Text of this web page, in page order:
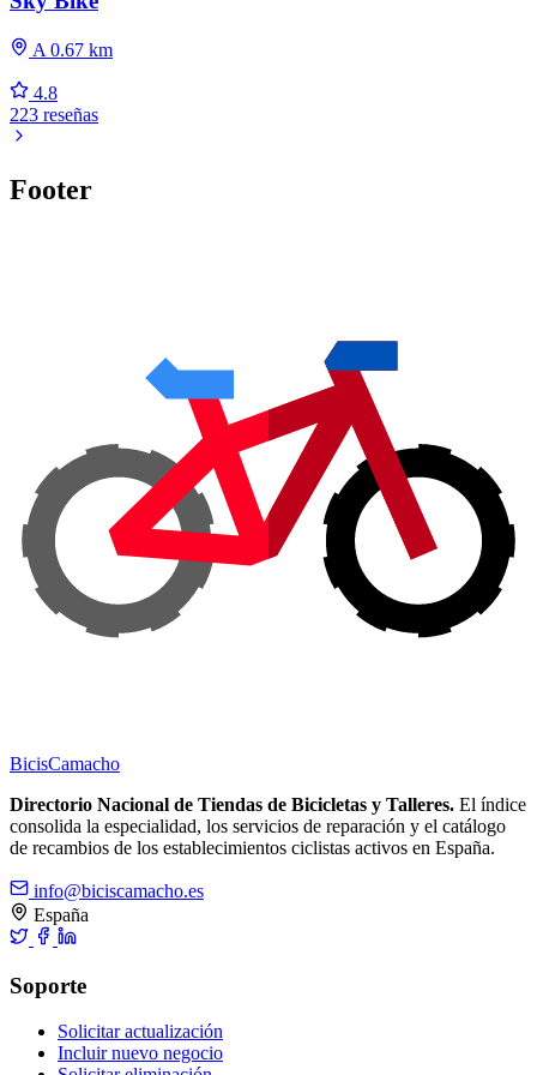
A 0.67 km
4.8
223 reseñas
Footer
BicisCamacho
Directorio Nacional de Tiendas de Bicicletas y Talleres. El índice
consolida la especialidad, los servicios de reparación y el catálogo
de recambios de los establecimientos ciclistas activos en España.
info@biciscamacho.es
España
Soporte
Solicitar actualización
Incluir nuevo negocio